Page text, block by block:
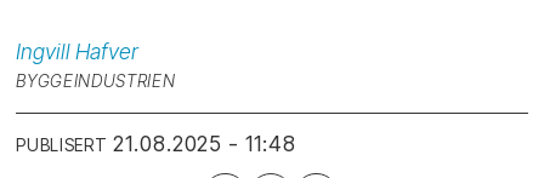
Ingvill Hafver
BYGGEINDUSTRIEN
PUBLISERT 21.08.2025 - 11:48